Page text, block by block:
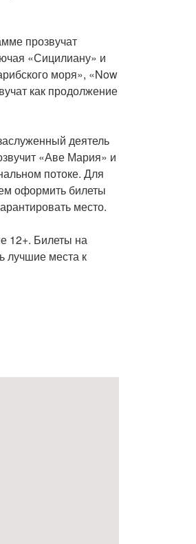
прозвучат
«Сицилиану» и
моря», «Now
как продолжение
деятель
«Аве Мария» и
потоке. Для
оформить билеты
место.
12+. Билеты на
лучшие места к